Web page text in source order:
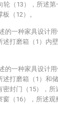
轮（13），所述第
（12）。
的一种家具设计
述打磨箱（1）内
的一种家具设计
述打磨箱（1）和
密封门（15），所
窗（16），所述观